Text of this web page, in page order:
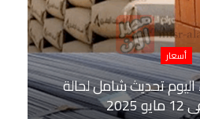
أسعار
اليوم تحديث شامل لحالة